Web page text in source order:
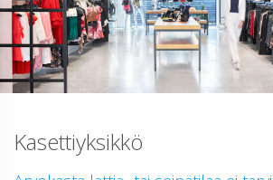
Kasettiyksikkö